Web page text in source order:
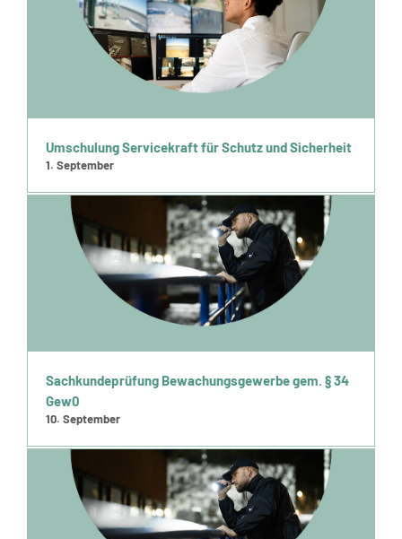
Umschulung Servicekraft für Schutz und Sicherheit
1. September
Sachkundeprüfung Bewachungsgewerbe gem. § 34
Gew0
10. September